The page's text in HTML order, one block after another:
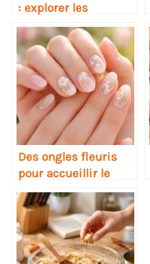
: explorer les
costumes de
personnage
Des ongles fleuris
pour accueillir le
printemps avec
élégance